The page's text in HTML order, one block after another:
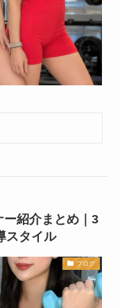
紹介まとめ｜3
スタイル
ブログ